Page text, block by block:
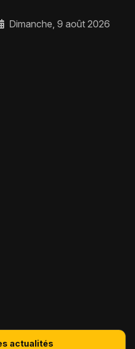
Dimanche, 9 août 2026
actualités